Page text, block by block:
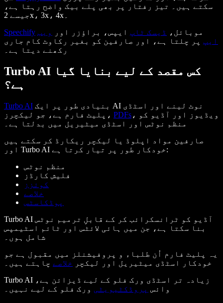
سکتے ہیں۔ تیز رفتار پر بھی پلے بیک واضح رہتا ہے،
جیسے 2x، 3x، 4x۔
Speechify
موبائل، ڈیسک ٹاپ ایپس، براؤزر اور
ویب
ایپ پر چلتا ہے، اور صارفین کو بغیر رکاوٹ کام جاری
رکھنے دیتا ہے۔
Turbo AI کس مقصد کے لیے بنایا گیا
ہے؟
Turbo AI
پلیٹ فارم ہے، جو لیکچرز، PDFs ، ویڈیوز اور آڈیو کو
منظم نوٹس اور اسٹڈی میٹیریل میں بدلتا ہے۔
صارفین مواد اپلوڈ یا لیکچر ریکارڈ کر سکتے ہیں
اور Turbo AI خودکار طور پر تیار کرتا ہے:
منظم نوٹس
فلیش کارڈز
کوئزز
خلاصے
پوڈکاسٹس
Turbo AI آڈیو کو ٹرانسکرائب کر کے قابلِ ترمیم نوٹس
بنا سکتا ہے، جن میں ہائی لائٹس اور ٹائم اسٹیمپس
شامل ہوں۔
یہ پلیٹ فارم اُن طلباء و پروفیشنلز میں مقبول ہے جو
خودکار اسٹڈی میٹیریل اور لیکچر
خلاصے چاہتے ہیں۔
Turbo AI زیادہ تر اسٹڈی ورک فلو کے لیے ڈیزائن ہے،
وائس پروڈکٹیویٹی ورک فلو کے لیے نہیں۔